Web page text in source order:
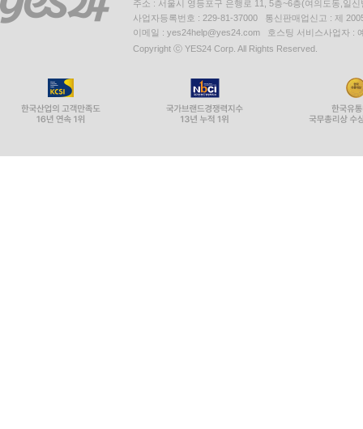
주소 : 서울시 영등포구 은행로 11, 5층~6층(여의도동,일신
사업자등록번호 : 229-81-37000 통신판매업신고 : 제
이메일 : yes24help@yes24.com 호스팅 서비스사업자 :
Copyright ⓒ YES24 Corp. All Rights Reserved.